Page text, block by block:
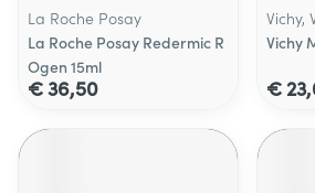
La Roche Posay
La Roche Posay Redermic R
Ogen 15ml
€ 36,50
Vichy,
Vichy
€